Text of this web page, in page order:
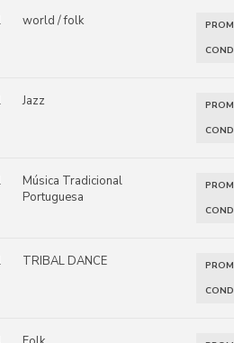
world / folk
Jazz
Música Tradicional
Portuguesa
TRIBAL DANCE